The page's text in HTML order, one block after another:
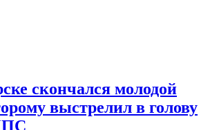
скончался молодой
выстрелил в голову